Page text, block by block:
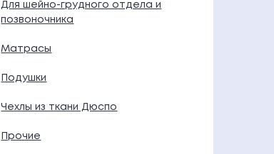
Для шейно-грудного отдела и
позвоночника
Матрасы
Подушки
Чехлы из ткани Дюспо
Прочие